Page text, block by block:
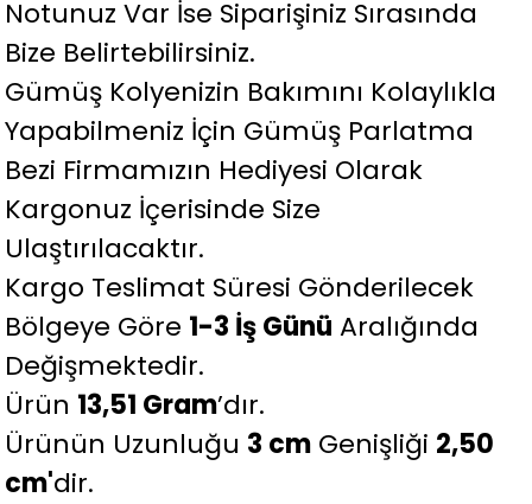
Notunuz Var İse Siparişiniz Sırasında
Bize Belirtebilirsiniz.
Gümüş Kolyenizin Bakımını Kolaylıkla
Yapabilmeniz İçin Gümüş Parlatma
Bezi Firmamızın Hediyesi Olarak
Kargonuz İçerisinde Size
Ulaştırılacaktır.
Kargo Teslimat Süresi Gönderilecek
Bölgeye Göre 1-3 İş Günü Aralığında
Değişmektedir.
Ürün 13,51 Gram’dır.
Ürünün Uzunluğu 3 cm Genişliği 2,50
cm'dir.